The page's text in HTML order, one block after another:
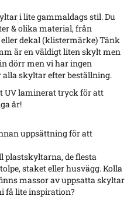
i lite gammaldags stil. Du
& olika material, från
dekal (klistermärke) Tänk
är en väldigt liten skylt men
dörr men vi har ingen
skyltar efter beställning.
UV laminerat tryck för att
år!
uppsättning för att
plastskyltarna, de flesta
staket eller husvägg. Kolla
massor av uppsatta skyltar
få lite inspiration?